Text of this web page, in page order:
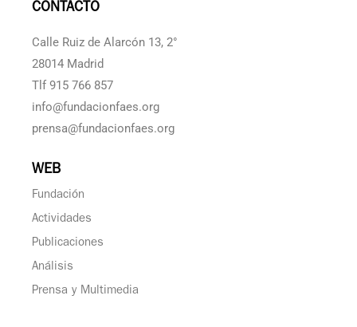
CONTACTO
Calle Ruiz de Alarcón 13, 2°
28014 Madrid
Tlf 915 766 857
info@fundacionfaes.org
prensa@fundacionfaes.org
WEB
Fundación
Actividades
Publicaciones
Análisis
Prensa y Multimedia